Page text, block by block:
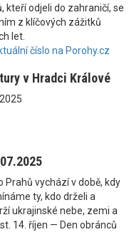
kteří odjeli do zahraničí, se
z klíčových zážitků
let.
číslo na Porohy.cz
v Hradci Králové
Prahů vychází v době, kdy
ty, kdo drželi a
ukrajinské nebe, zemi a
14. říjen — Den obránců